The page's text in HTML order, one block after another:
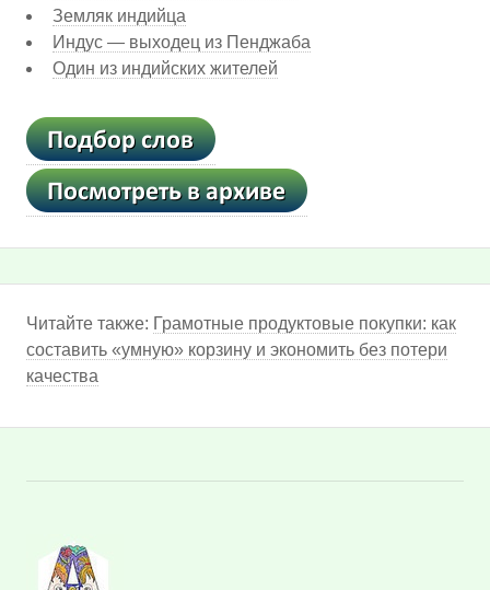
Земляк индийца
Индус — выходец из Пенджаба
Один из индийских жителей
Читайте также: Грамотные продуктовые покупки: как
составить «умную» корзину и экономить без потери
качества